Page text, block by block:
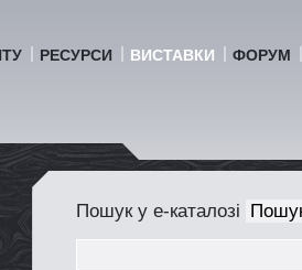
РЕСУРСИ ВИСТАВКИ ФОРУМ
Пошук у е-каталозі